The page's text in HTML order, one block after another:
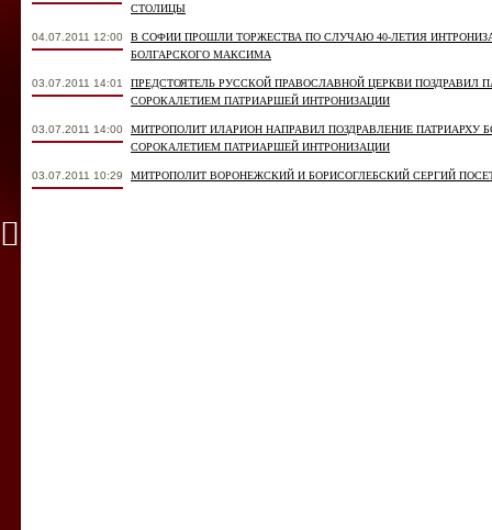
СТОЛИЦЫ
04.07.2011 12:00
В СОФИИ ПРОШЛИ ТОРЖЕСТВА ПО СЛУЧАЮ 40-ЛЕТИЯ
БОЛГАРСКОГО МАКСИМА
03.07.2011 14:01
ПРЕДСТОЯТЕЛЬ РУССКОЙ ПРАВОСЛАВНОЙ ЦЕРКВИ ПОЗДРАВИЛ
СОРОКАЛЕТИЕМ ПАТРИАРШЕЙ ИНТРОНИЗАЦИИ
03.07.2011 14:00
МИТРОПОЛИТ ИЛАРИОН НАПРАВИЛ ПОЗДРАВЛЕНИЕ ПАТРИАРХУ
СОРОКАЛЕТИЕМ ПАТРИАРШЕЙ ИНТРОНИЗАЦИИ
03.07.2011 10:29 МИТРОПОЛИТ ВОРОНЕЖСКИЙ И БОРИСОГЛЕБСКИЙ СЕРГИЙ